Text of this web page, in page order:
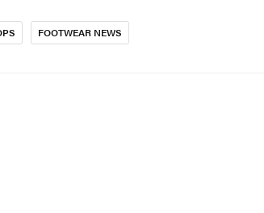
FOOTWEAR NEWS